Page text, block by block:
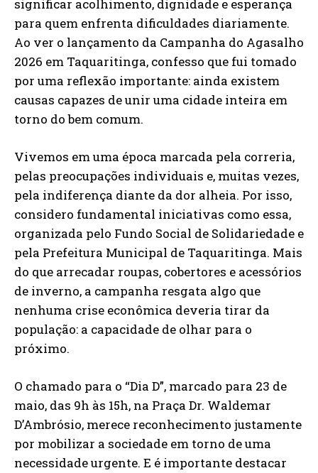
significar acolhimento, dignidade e esperança
para quem enfrenta dificuldades diariamente.
Ao ver o lançamento da Campanha do Agasalho
2026 em Taquaritinga, confesso que fui tomado
por uma reflexão importante: ainda existem
causas capazes de unir uma cidade inteira em
torno do bem comum.
Vivemos em uma época marcada pela correria,
pelas preocupações individuais e, muitas vezes,
pela indiferença diante da dor alheia. Por isso,
considero fundamental iniciativas como essa,
organizada pelo Fundo Social de Solidariedade e
pela Prefeitura Municipal de Taquaritinga. Mais
do que arrecadar roupas, cobertores e acessórios
de inverno, a campanha resgata algo que
nenhuma crise econômica deveria tirar da
população: a capacidade de olhar para o
próximo.
O chamado para o “Dia D”, marcado para 23 de
maio, das 9h às 15h, na Praça Dr. Waldemar
D’Ambrósio, merece reconhecimento justamente
por mobilizar a sociedade em torno de uma
necessidade urgente. E é importante destacar